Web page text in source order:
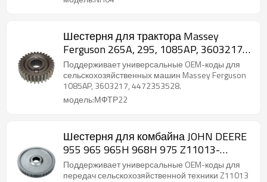
Шестерня для трактора Massey
Ferguson 265A, 295, 1085AP, 3603217,
4472353528-PAIRGEARS
Поддерживает универсальные OEM-коды для
сельскохозяйственных машин Massey Ferguson
1085AP, 3603217, 4472353528.
модель:МФТР22
Шестерня для комбайна JOHN DEERE
955 965 965H 968H 975 Z11013-
PAIRGEARS
Поддерживает универсальные OEM-коды для
передач сельскохозяйственной техники Z11013